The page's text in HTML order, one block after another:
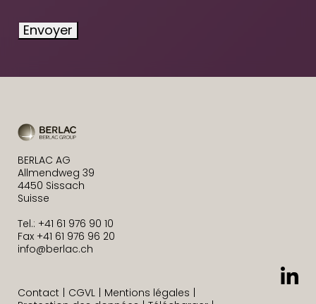
Envoyer
BERLAC AG
Allmendweg 39
4450 Sissach
Suisse
Tel.: +41 61 976 90 10
Fax +41 61 976 96 20
info@berlac.ch
Contact CGVL
Mentions légales